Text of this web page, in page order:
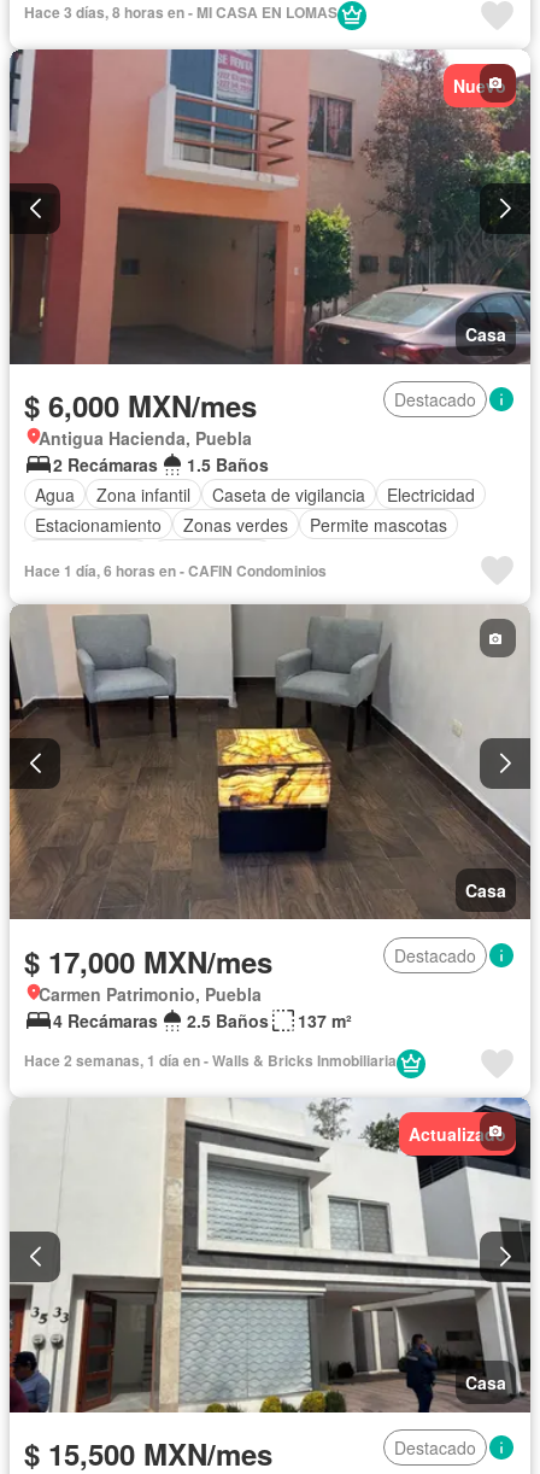
Hace 3 días, 8 horas en - MI CASA EN LOMAS
Nuevo
Casa
$ 6,000 MXN/mes
Destacado
Antigua Hacienda, Puebla
2 Recámaras
1.5 Baños
Agua
Zona infantil Caseta de vigilancia
Electricidad
Estacionamiento
Zonas verdes
Permite mascotas
Hace 1 día, 6 horas en - CAFIN Condominios
Casa
$ 17,000 MXN/mes
Destacado
Carmen Patrimonio, Puebla
4 Recámaras
2.5 Baños 137 m²
Hace 2 semanas, 1 día en - Walls & Bricks Inmobiliaria
Actualizado
Casa
$ 15,500 MXN/mes
Destacado